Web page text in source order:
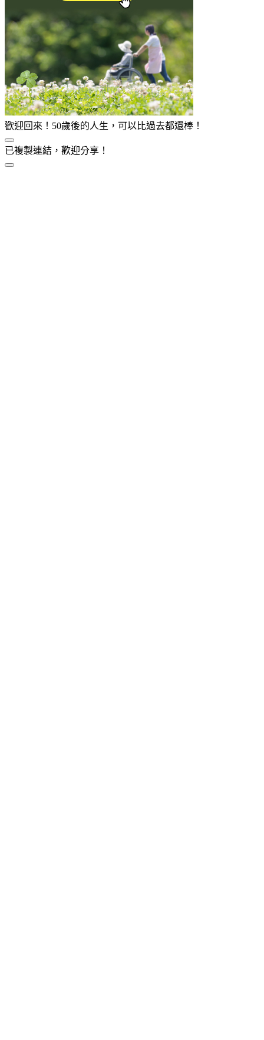
歡迎回來！50歲後的人生，可以比過去都還棒！
已複製連結，歡迎分享！